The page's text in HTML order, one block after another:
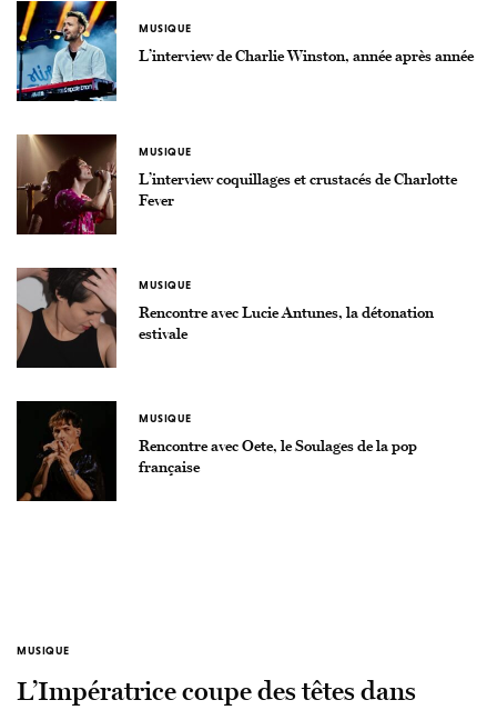
MUSIQUE
L’interview de Charlie Winston, année après année
MUSIQUE
L’interview coquillages et crustacés de Charlotte
Fever
MUSIQUE
Rencontre avec Lucie Antunes, la détonation
estivale
MUSIQUE
Rencontre avec Oete, le Soulages de la pop
française
MUSIQUE
L’Impératrice coupe des têtes dans